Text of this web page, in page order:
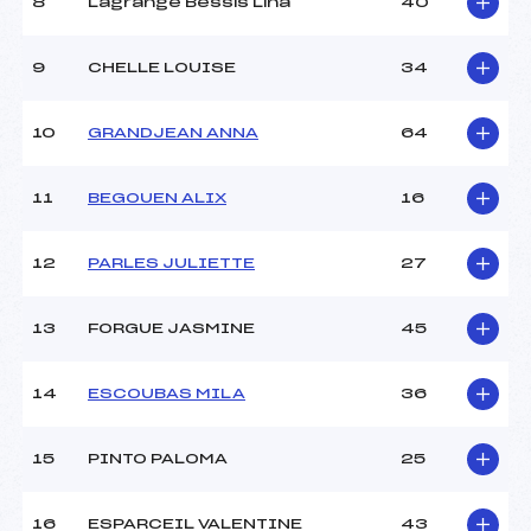
Ouvreurs D :
Météo :
BEAU
DURE
Nombre de portes :
33
Traceur :
DAVY FRANCOIS (PE)
CLUB ()
CLUB ()
Ouvreurs C :
Ouvreurs E :
Pénalité appliquée : 149.3500
8 Lagrange Bessis Lina 40
9 CHELLE LOUISE 34
10 GRANDJEAN ANNA 64
11 BEGOUEN ALIX 16
12 PARLES JULIETTE 27
13 FORGUE JASMINE 45
14 ESCOUBAS MILA 36
15 PINTO PALOMA 25
16 ESPARCEIL VALENTINE 43